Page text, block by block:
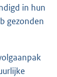
in hun
gezonden